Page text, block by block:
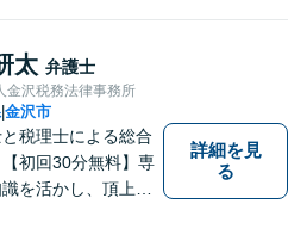
：24時間受付可／
入することで賠償
増額が実現できる
」【休日・夜間相
太 弁護士
金沢税務法律事務所
|金沢市
と税理士による総合
初回30分無料】専
を活かし、頂上＝
詳細を見
る